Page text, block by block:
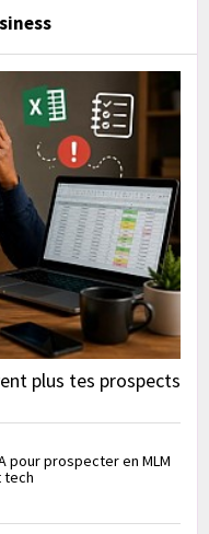
plus tes prospects
pour prospecter en MLM
tech